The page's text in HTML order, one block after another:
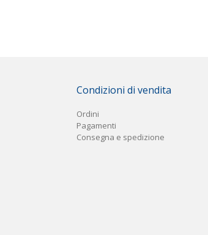
Condizioni di vendita
Ordini
Pagamenti
Consegna e spedizione